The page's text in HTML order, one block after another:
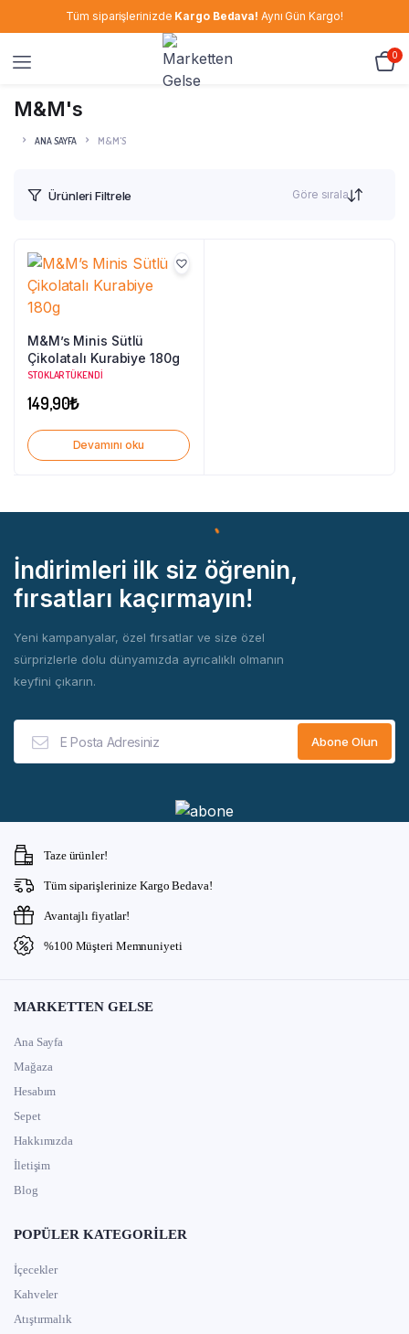
Tüm siparişlerinizde Kargo Bedava! Aynı Gün Kargo!
0
M&M's
ANA SAYFA M&M'S
Ürünleri Filtrele Göre sırala
M&M’s Minis Sütlü
Çikolatalı Kurabiye 180g
STOKLAR TÜKENDI
149,90₺
Devamını oku
İndirimleri ilk siz öğrenin,
fırsatları kaçırmayın!
Yeni kampanyalar, özel fırsatlar ve size özel
sürprizlerle dolu dünyamızda ayrıcalıklı olmanın
keyfini çıkarın.
Taze ürünler!
Tüm siparişlerinize Kargo Bedava!
Avantajlı fiyatlar!
%100 Müşteri Memnuniyeti
MARKETTEN GELSE
Ana Sayfa
Mağaza
Hesabım
Sepet
Hakkımızda
İletişim
Blog
POPÜLER KATEGORILER
İçecekler
Kahveler
Atıştırmalık